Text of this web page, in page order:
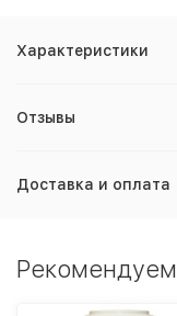
Характеристики
Отзывы
Доставка и оплата
Рекомендуем